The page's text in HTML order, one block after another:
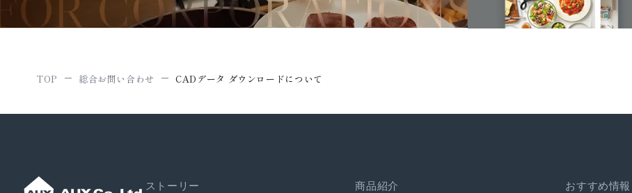
TOP 総合お問い合わせ CADデータ ダウンロードについて
ストーリー 商品紹介 おすすめ情報